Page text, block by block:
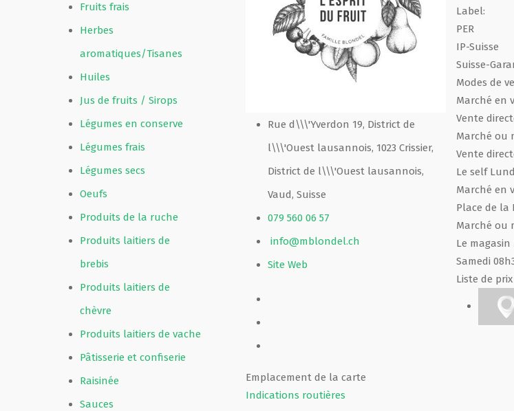
Fruits frais
Herbes
aromatiques/Tisanes
Huiles
Jus de fruits / Sirops
Légumes en conserve
Légumes frais
Légumes secs
Oeufs
Produits de la ruche
Produits laitiers de
brebis
Produits laitiers de
chèvre
Produits laitiers de vache
Pâtisserie et confiserie
Raisinée
Sauces
Rue d\\\'Yverdon 19, District de
l\\\'Ouest lausannois, 1023 Crissier,
District de l\\\'Ouest lausannois,
Vaud, Suisse
079 560 06 57
info@mblondel.ch
Site Web
Emplacement de la carte
Indications routières
Label:
PER
IP-Suisse
Suisse-
Modes de
Marché en
Vente
Marché ou
Vente
Le self
Marché en
Place de la
Marché ou
Le magasin
Samedi
Liste de prix